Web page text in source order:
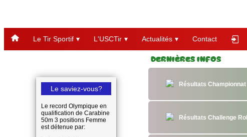
Le Tir Sportif L'USCTir Actualités Contact
Le saviez-vous?
Le record Olympique en
qualification de Carabine
50m 3 positions Femme
est détenue par:
Dernières Infos
Résultats Championnat
Résultats Challenge